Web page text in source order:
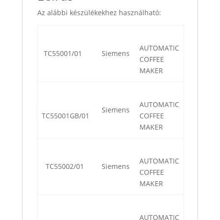
Az alábbi készülékekhez használható:
TC55001/01 Siemens
AUTOMATIC
COFFEE
MAKER
TC55001GB/01
Siemens
AUTOMATIC
COFFEE
MAKER
TC55002/01 Siemens
AUTOMATIC
COFFEE
MAKER
AUTOMATIC